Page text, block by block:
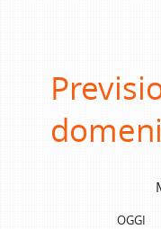
OGGI